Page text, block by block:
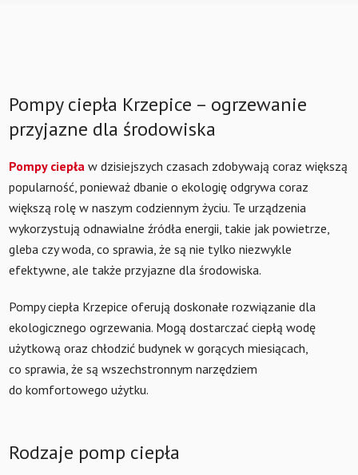
Pompy ciepła Krzepice – ogrzewanie
przyjazne dla środowiska
Pompy ciepła w dzisiejszych czasach zdobywają coraz większą
popularność, ponieważ dbanie o ekologię odgrywa coraz
większą rolę w naszym codziennym życiu. Te urządzenia
wykorzystują odnawialne źródła energii, takie jak powietrze,
gleba czy woda, co sprawia, że są nie tylko niezwykle
efektywne, ale także przyjazne dla środowiska.
Pompy ciepła Krzepice oferują doskonałe rozwiązanie dla
ekologicznego ogrzewania. Mogą dostarczać ciepłą wodę
użytkową oraz chłodzić budynek w gorących miesiącach,
co sprawia, że są wszechstronnym narzędziem
do komfortowego użytku.
Rodzaje pomp ciepła